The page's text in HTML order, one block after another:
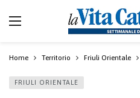
Home Territorio Friuli Orientale
FRIULI ORIENTALE